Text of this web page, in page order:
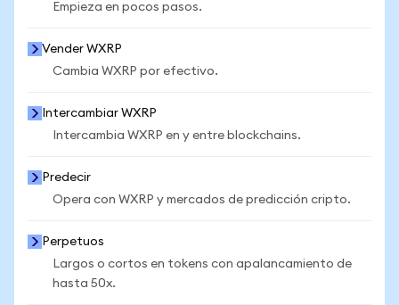
Empieza en pocos pasos.
Vender WXRP
Cambia WXRP por efectivo.
Intercambiar WXRP
Intercambia WXRP en y entre blockchains.
Predecir
Opera con WXRP y mercados de predicción cripto.
Perpetuos
Largos o cortos en tokens con apalancamiento de
hasta 50x.